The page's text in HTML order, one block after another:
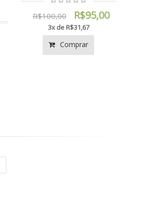
R$100,00 R$95,00
3x de R$31,67
Comprar